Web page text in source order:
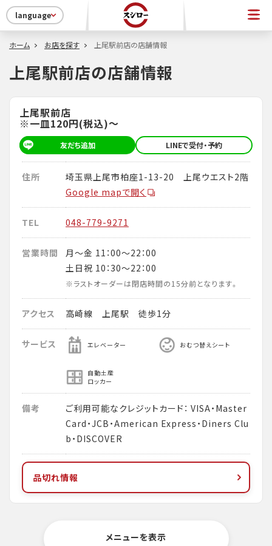
language
ホーム お店を探す 上尾駅前店の店舗情報
上尾駅前店の店舗情報
上尾駅前店
※一皿120円(税込)～
友だち追加 LINEで受付・予約
住所
埼玉県上尾市柏座1-13-20 上尾ウエスト2階
Google mapで開く
TEL 048-779-9271
営業時間
月～金 11：00～22：00
土日祝 10：30～22：00
※ラストオーダーは閉店時間の15分前となります。
アクセス 高崎線 上尾駅 徒歩1分
サービス エレベーター おむつ替えシート
自動土産
ロッカー
備考
ご利用可能なクレジットカード： VISA・Master
Card・JCB・American Express・Diners Clu
b・DISCOVER
品切れ情報
メニューを表示